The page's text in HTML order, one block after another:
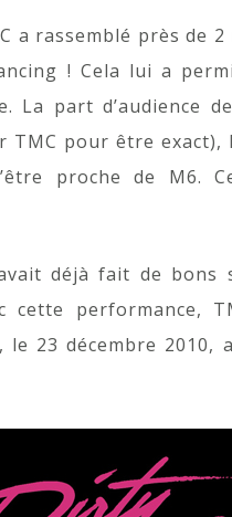
a rassemblé près de
! Cela lui a
La part d’audience
TMC pour être
proche de M6.
déjà fait de bons
cette performance,
23 décembre 2010,